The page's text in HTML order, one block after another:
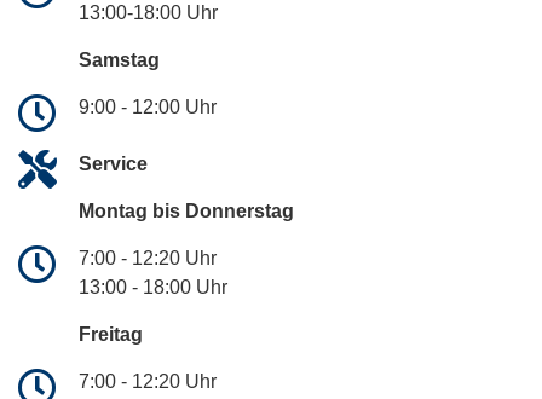
13:00-18:00 Uhr
Samstag
9:00 - 12:00 Uhr
Service
Montag bis Donnerstag
7:00 - 12:20 Uhr
13:00 - 18:00 Uhr
Freitag
7:00 - 12:20 Uhr